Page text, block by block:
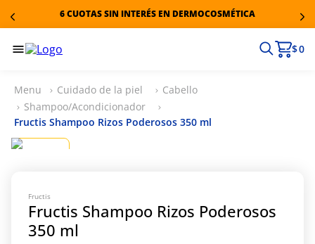
6 CUOTAS SIN INTERÉS EN DERMOCOSMÉTICA
$ 0
Cuidado de la piel
Cabello
Shampoo/Acondicionador
Fructis Shampoo Rizos Poderosos 350 ml
Fructis
Fructis Shampoo Rizos Poderosos
350 ml